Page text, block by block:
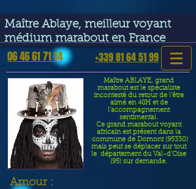
Maître Ablaye, meilleur voyant
médium marabout en France
06 46 61 71 14 +339 81 64 51 99
Maître ABLAYE, grand
marabout est le spécialiste
incontesté du retour de l’être
aimé en 48H et de
l’accompagnement
sentimental.
Ce grand marabout voyant
africain est présent dans la
commune de Domont (95330)
mais peut se déplacer sur tout
le département du Val-d'Oise
(95) sur demande.
​Amour :